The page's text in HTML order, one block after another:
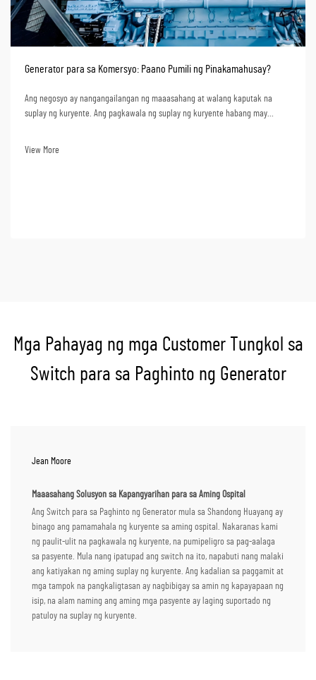
Generator para sa Komersyo: Paano Pumili ng Pinakamahusay?
Ang negosyo ay nangangailangan ng maaasahang at walang kaputak na
suplay ng kuryente. Ang pagkawala ng suplay ng kuryente habang may
View More
Mga Pahayag ng mga Customer Tungkol sa
Switch para sa Paghinto ng Generator
Jean Moore
Maaasahang Solusyon sa Kapangyarihan para sa Aming Ospital
Ang Switch para sa Paghinto ng Generator mula sa Shandong Huayang ay
binago ang pamamahala ng kuryente sa aming ospital. Nakaranas kami
ng paulit-ulit na pagkawala ng kuryente, na pumipeligro sa pag-aalaga
sa pasyente. Mula nang ipatupad ang switch na ito, napabuti nang malaki
ang katiyakan ng aming suplay ng kuryente. Ang kadalian sa paggamit at
mga tampok na pangkaligtasan ay nagbibigay sa amin ng kapayapaan ng
isip, na alam naming ang aming mga pasyente ay laging suportado ng
patuloy na suplay ng kuryente.